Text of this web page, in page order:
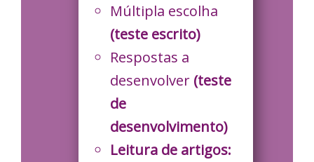
Múltipla escolha
(teste escrito)
Respostas a
desenvolver (teste
de
desenvolvimento)
Leitura de artigos: